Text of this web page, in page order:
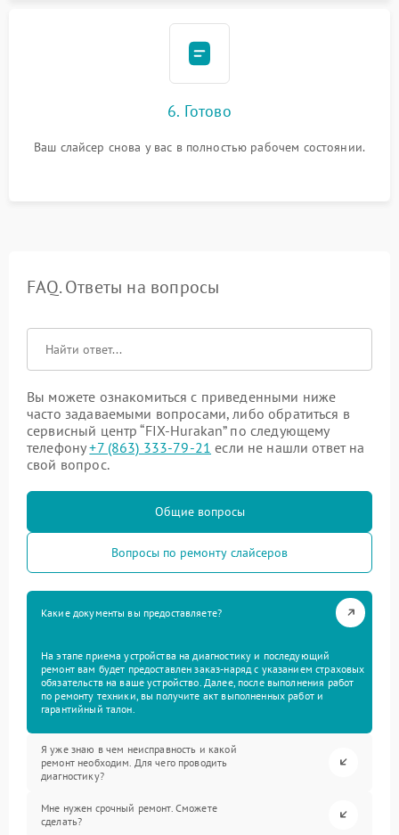
6. Готово
Ваш слайсер снова у вас в полностью рабочем состоянии.
FAQ. Ответы на вопросы
Вы можете ознакомиться с приведенными ниже
часто задаваемыми вопросами, либо обратиться в
сервисный центр “FIX-Hurakan” по следующему
телефону+7 (863) 333-79-21 если не нашли ответ на
свой вопрос.
Общие вопросы
Вопросы по ремонту слайсеров
Какие документы вы предоставляете?
На этапе приема устройства на диагностику и последующий
ремонт вам будет предоставлен заказ-наряд с указанием страховых
обязательств на ваше устройство. Далее, после выполнения работ
по ремонту техники, вы получите акт выполненных работ и
гарантийный талон.
Я уже знаю в чем неисправность и какой
ремонт необходим. Для чего проводить
диагностику?
Мне нужен срочный ремонт. Сможете
сделать?